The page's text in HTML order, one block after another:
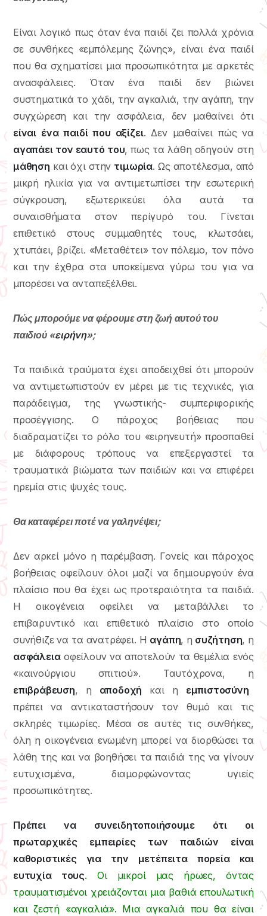
Είναι λογικό πως όταν ένα παιδί ζει πολλά χρόνια
σε συνθήκες «εμπόλεμης ζώνης», είναι ένα παιδί
που θα σχηματίσει μια προσωπικότητα με αρκετές
ανασφάλειες. Όταν ένα παιδί δεν βιώνει
συστηματικά το χάδι, την αγκαλιά, την αγάπη, την
συγχώρεση και την ασφάλεια, δεν μαθαίνει ότι
είναι ένα παιδί που αξίζει. Δεν μαθαίνει πώς να
αγαπάει τον εαυτό του, πως τα λάθη οδηγούν στη
μάθηση και όχι στην τιμωρία. Ως αποτέλεσμα, από
μικρή ηλικία για να αντιμετωπίσει την εσωτερική
σύγκρουση, εξωτερικεύει όλα αυτά τα
συναισθήματα στον περίγυρό του. Γίνεται
επιθετικό στους συμμαθητές τους, κλωτσάει,
χτυπάει, βρίζει. «Μεταθέτει» τον πόλεμο, τον πόνο
και την έχθρα στα υποκείμενα γύρω του για να
μπορέσει να ανταπεξέλθει.
Πώς μπορούμε να φέρουμε στη ζωή αυτού του
παιδιού «ειρήνη»;
Τα παιδικά τραύματα έχει αποδειχθεί ότι μπορούν
να αντιμετωπιστούν εν μέρει με τις τεχνικές, για
παράδειγμα, της γνωστικής- συμπεριφορικής
προσέγγισης. Ο πάροχος βοήθειας που
διαδραματίζει το ρόλο του «ειρηνευτή» προσπαθεί
με διάφορους τρόπους να επεξεργαστεί τα
τραυματικά βιώματα των παιδιών και να επιφέρει
ηρεμία στις ψυχές τους.
Θα καταφέρει ποτέ να γαληνέψει;
Δεν αρκεί μόνο η παρέμβαση. Γονείς και πάροχος
βοήθειας οφείλουν όλοι μαζί να δημιουργούν ένα
πλαίσιο που θα έχει ως προτεραιότητα τα παιδιά.
Η οικογένεια οφείλει να μεταβάλλει το
επιβαρυντικό και επιθετικό πλαίσιο στο οποίο
συνήθιζε να τα ανατρέφει. Η αγάπη, η συζήτηση, η
ασφάλειαοφείλουν να αποτελούν τα θεμέλια ενός
«καινούργιου σπιτιού». Ταυτόχρονα, η
επιβράβευση, η αποδοχή και η εμπιστοσύνη
πρέπει να αντικαταστήσουν τον θυμό και τις
σκληρές τιμωρίες. Μέσα σε αυτές τις συνθήκες,
όλη η οικογένεια ενωμένη μπορεί να διορθώσει τα
λάθη της και να βοηθήσει τα παιδιά της να γίνουν
ευτυχισμένα, διαμορφώνοντας υγιείς
προσωπικότητες.
Πρέπει να συνειδητοποιήσουμε ότι οι
πρωταρχικές εμπειρίες των παιδιών είναι
καθοριστικές για την μετέπειτα πορεία και
ευτυχία τους. Οι μικροί μας ήρωες, όντας
τραυματισμένοι χρειάζονται μια βαθιά επουλωτική
και ζεστή «αγκαλιά». Μια αγκαλιά που θα είναι